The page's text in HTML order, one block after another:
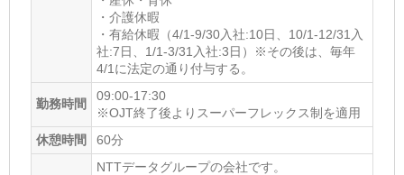
・介護休暇
・有給休暇（4/1-9/30入社:10日、10/1-12/31入
社:7日、1/1-3/31入社:3日）※その後は、毎年
4/1に法定の通り付与する。
勤務時間
09:00-17:30
※OJT終了後よりスーパーフレックス制を適用
休憩時間
60分
NTTデータグループの会社です。